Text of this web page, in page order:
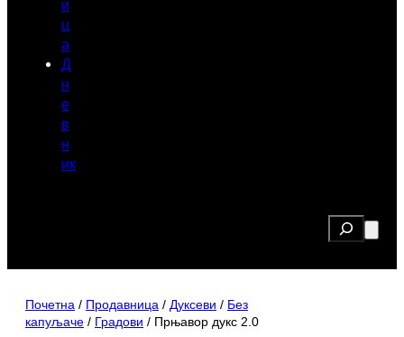
и
ц
а
Д
н
е
в
н
ик
Search
Почетна / Продавница / Дуксеви / Без
капуљаче / Градови / Прњавор дукс 2.0